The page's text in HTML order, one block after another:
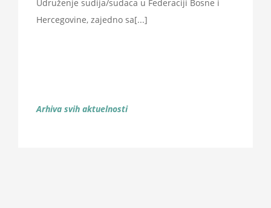
Udruženje sudija/sudaca u Federaciji Bosne i
Hercegovine, zajedno sa[...]
Arhiva svih aktuelnosti